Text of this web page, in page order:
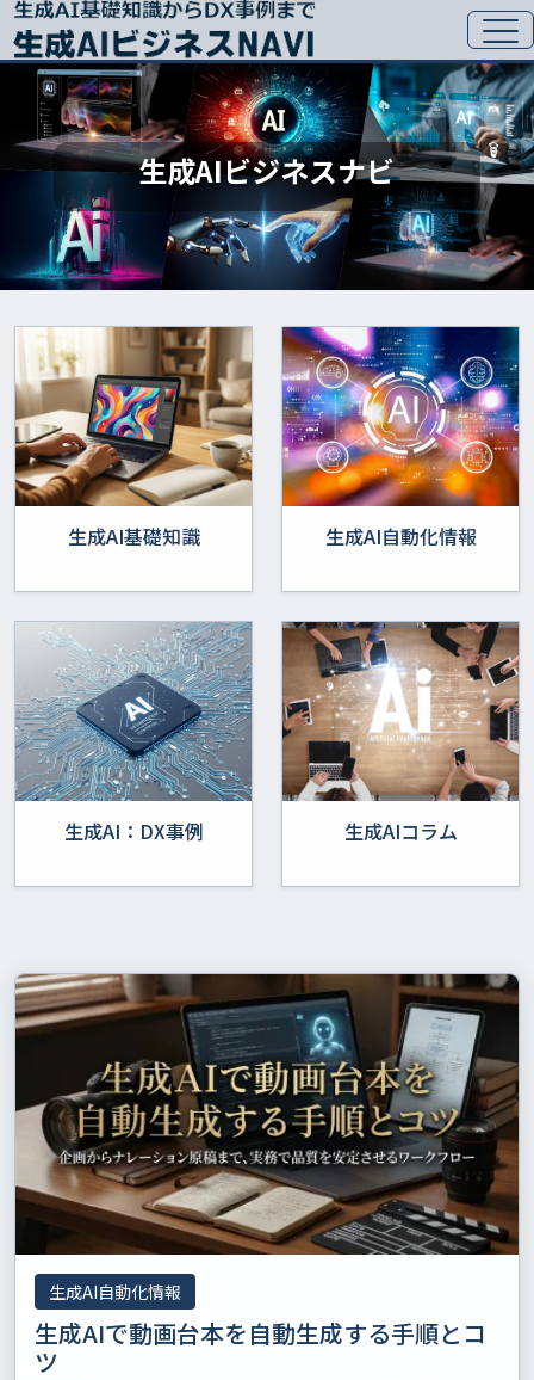
生成AIビジネスナビ
生成AI基礎知識 生成AI自動化情報
生成AI：DX事例 生成AIコラム
生成AI自動化情報
生成AIで動画台本を自動生成する手順とコ
ツ